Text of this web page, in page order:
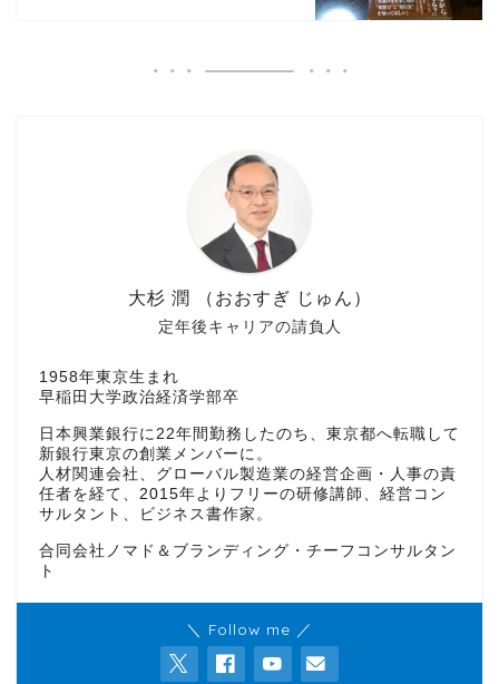
定年後キャリアの請負人
大杉 潤 （おおすぎ じゅん）
1958年東京生まれ
早稲田大学政治経済学部卒
日本興業銀行に22年間勤務したのち、東京都へ転職して
新銀行東京の創業メンバーに。
人材関連会社、グローバル製造業の経営企画・人事の責
任者を経て、2015年よりフリーの研修講師、経営コン
サルタント、ビジネス書作家。
合同会社ノマド＆ブランディング・チーフコンサルタン
ト
＼ Follow me ／